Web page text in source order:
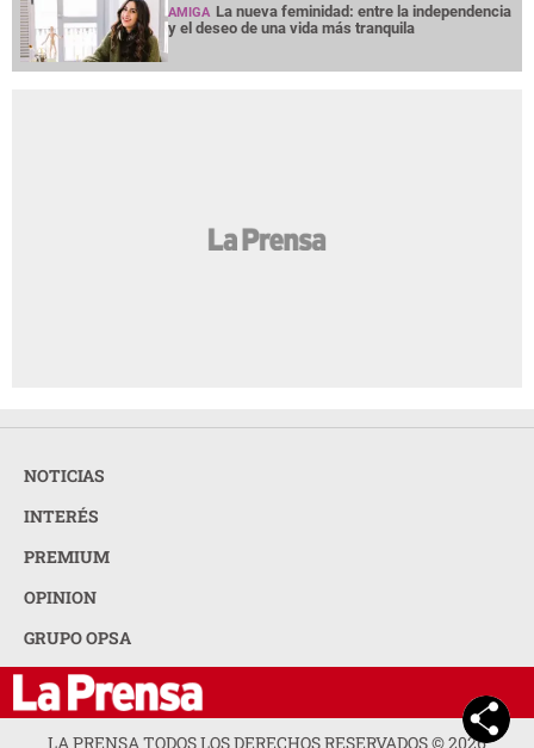
AMIGA La nueva feminidad: entre la independencia
y el deseo de una vida más tranquila
NOTICIAS
INTERÉS
PREMIUM
OPINION
GRUPO OPSA
LA PRENSA TODOS LOS DERECHOS RESERVADOS ©2026